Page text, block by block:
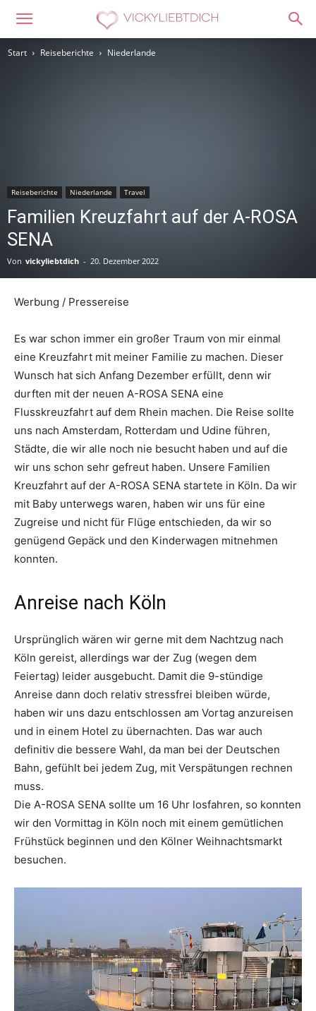
Start Reiseberichte Niederlande
Reiseberichte Niederlande Travel
Familien Kreuzfahrt auf der A-ROSA
SENA
Von vickyliebtdich - 20. Dezember 2022
Werbung / Pressereise
Es war schon immer ein großer Traum von mir einmal
eine Kreuzfahrt mit meiner Familie zu machen. Dieser
Wunsch hat sich Anfang Dezember erfüllt, denn wir
durften mit der neuen A-ROSA SENA eine
Flusskreuzfahrt auf dem Rhein machen. Die Reise sollte
uns nach Amsterdam, Rotterdam und Udine führen,
Städte, die wir alle noch nie besucht haben und auf die
wir uns schon sehr gefreut haben. Unsere Familien
Kreuzfahrt auf der A-ROSA SENA startete in Köln. Da wir
mit Baby unterwegs waren, haben wir uns für eine
Zugreise und nicht für Flüge entschieden, da wir so
genügend Gepäck und den Kinderwagen mitnehmen
konnten.
Anreise nach Köln
Ursprünglich wären wir gerne mit dem Nachtzug nach
Köln gereist, allerdings war der Zug (wegen dem
Feiertag) leider ausgebucht. Damit die 9-stündige
Anreise dann doch relativ stressfrei bleiben würde,
haben wir uns dazu entschlossen am Vortag anzureisen
und in einem Hotel zu übernachten. Das war auch
definitiv die bessere Wahl, da man bei der Deutschen
Bahn, gefühlt bei jedem Zug, mit Verspätungen rechnen
muss.
Die A-ROSA SENA sollte um 16 Uhr losfahren, so konnten
wir den Vormittag in Köln noch mit einem gemütlichen
Frühstück beginnen und den Kölner Weihnachtsmarkt
besuchen.